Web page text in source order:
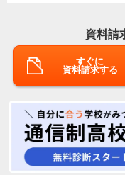
資料請
すぐに
資料請求する